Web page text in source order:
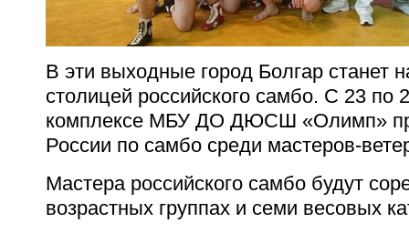
В эти выходные город Болгар станет
столицей российского самбо. С 23 по
комплексе МБУ ДО ДЮСШ «Олимп»
России по самбо среди мастеров-
Мастера российского самбо будут
возрастных группах и семи весовых